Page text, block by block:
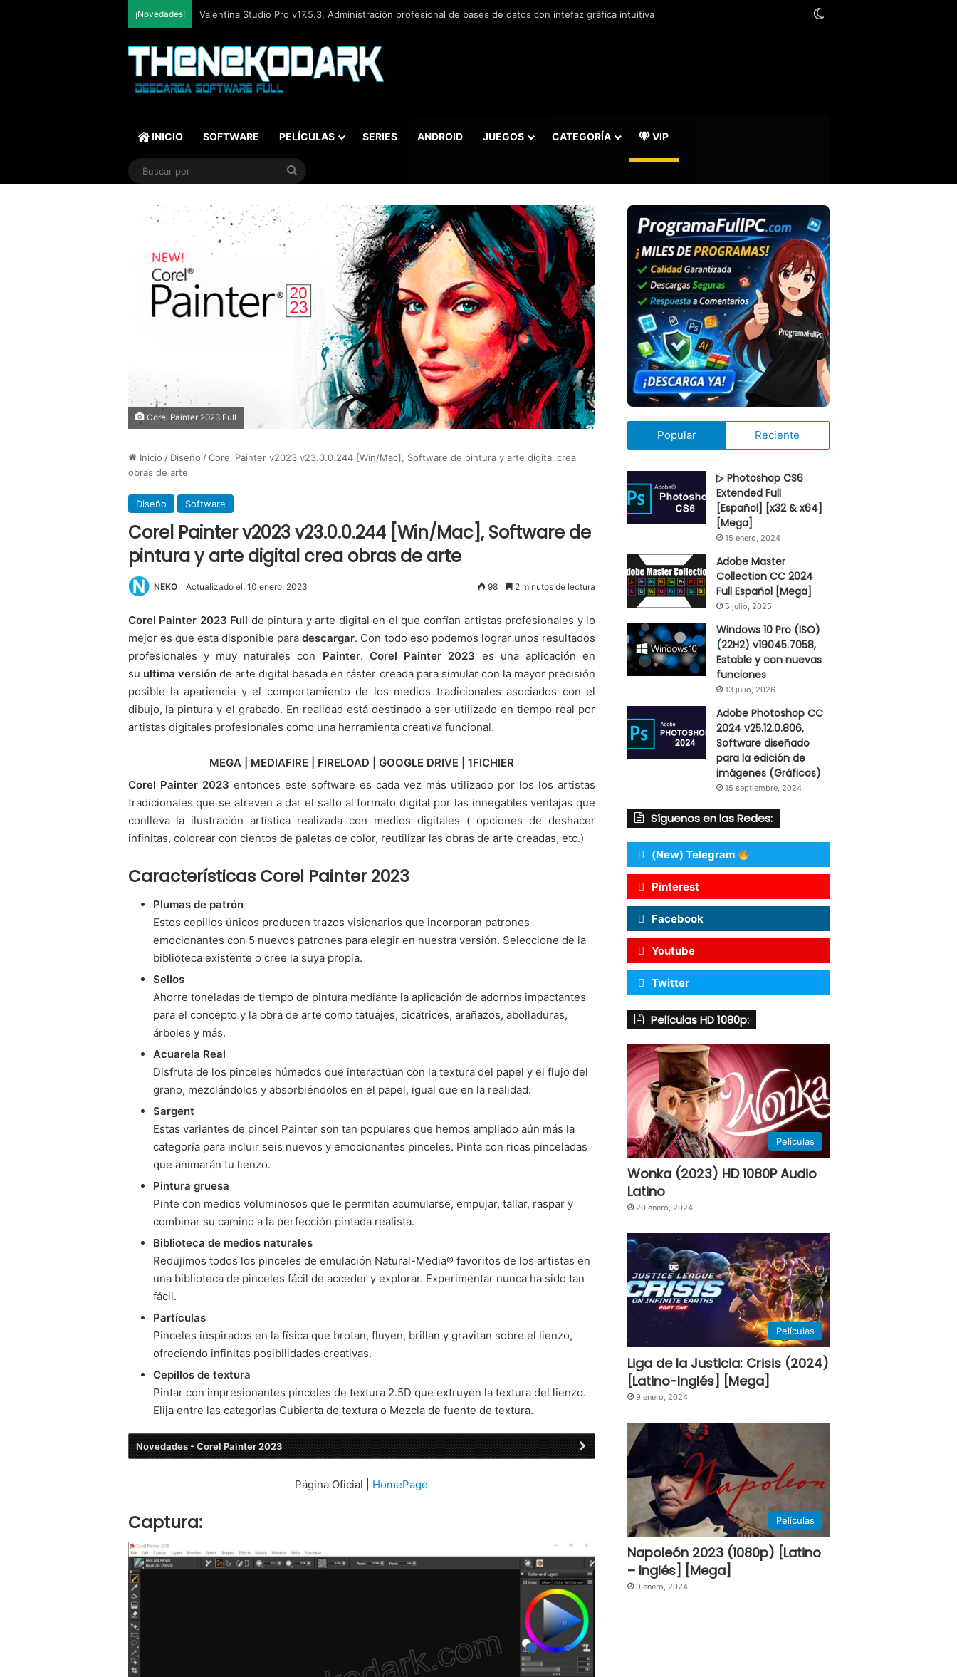
¡Novedades! SQLite Expert Professional v5.5.42.658, Administra bases de datos de la manera más fácil y rápida
INICIO SOFTWARE PELÍCULAS SERIES ANDROID JUEGOS CATEGORÍA VIP
Buscar
Corel Painter 2023 Full
Inicio / Diseño / Corel Painter v2023 v23.0.0.244 [Win/Mac], Software de pintura y arte digital crea
obras de arte
Diseño Software
Corel Painter v2023 v23.0.0.244 [Win/Mac], Software de
pintura y arte digital crea obras de arte
NEKO Actualizado el: 10 enero, 2023 98 2 minutos de lectura
Corel Painter 2023 Full de pintura y arte digital en el que confían artistas profesionales y lo
mejor es que esta disponible paradescargar. Con todo eso podemos lograr unos resultados
profesionales y muy naturales con Painter. Corel Painter 2023 es una aplicación en
su ultima versiónde arte digital basada en ráster creada para simular con la mayor precisión
posible la apariencia y el comportamiento de los medios tradicionales asociados con el
dibujo, la pintura y el grabado. En realidad está destinado a ser utilizado en tiempo real por
artistas digitales profesionales como una herramienta creativa funcional.
MEGA | MEDIAFIRE | FIRELOAD | GOOGLE DRIVE | 1FICHIER
Corel Painter 2023 entonces este software es cada vez más utilizado por los los artistas
tradicionales que se atreven a dar el salto al formato digital por las innegables ventajas que
conlleva la ilustración artística realizada con medios digitales ( opciones de deshacer
infinitas, colorear con cientos de paletas de color, reutilizar las obras de arte creadas, etc.)
Características Corel Painter 2023
Plumas de patrón
Estos cepillos únicos producen trazos visionarios que incorporan patrones
emocionantes con 5 nuevos patrones para elegir en nuestra versión. Seleccione de la
biblioteca existente o cree la suya propia.
Sellos
Ahorre toneladas de tiempo de pintura mediante la aplicación de adornos impactantes
para el concepto y la obra de arte como tatuajes, cicatrices, arañazos, abolladuras,
árboles y más.
Acuarela Real
Disfruta de los pinceles húmedos que interactúan con la textura del papel y el flujo del
grano, mezclándolos y absorbiéndolos en el papel, igual que en la realidad.
Sargent
Estas variantes de pincel Painter son tan populares que hemos ampliado aún más la
categoría para incluir seis nuevos y emocionantes pinceles. Pinta con ricas pinceladas
que animarán tu lienzo.
Pintura gruesa
Pinte con medios voluminosos que le permitan acumularse, empujar, tallar, raspar y
combinar su camino a la perfección pintada realista.
Biblioteca de medios naturales
Redujimos todos los pinceles de emulación Natural-Media® favoritos de los artistas en
una biblioteca de pinceles fácil de acceder y explorar. Experimentar nunca ha sido tan
fácil.
Partículas
Pinceles inspirados en la física que brotan, fluyen, brillan y gravitan sobre el lienzo,
ofreciendo infinitas posibilidades creativas.
Cepillos de textura
Pintar con impresionantes pinceles de textura 2.5D que extruyen la textura del lienzo.
Elija entre las categorías Cubierta de textura o Mezcla de fuente de textura.
Novedades - Corel Painter 2023
Página Oficial | HomePage
Captura:
Popular Reciente
▷ Photoshop CS6
Extended Full
[Español] [x32 & x64]
[Mega]
15 enero, 2024
Adobe Master
Collection CC 2024
Full Español [Mega]
5 julio, 2025
Windows 10 Pro (ISO)
(22H2) v19045.7058,
Estable y con nuevas
funciones
13 julio, 2026
Adobe Photoshop CC
2024 v25.12.0.806,
Software diseñado
para la edición de
imágenes (Gráficos)
15 septiembre, 2024
Síguenos en las Redes:
(New) Telegram
Pinterest
Facebook
Youtube
Twitter
Películas HD 1080p:
Películas
Wonka (2023) HD 1080P Audio
Latino
20 enero, 2024
Películas
Liga de la Justicia: Crisis (2024)
[Latino-Inglés] [Mega]
9 enero, 2024
Películas
Napoleón 2023 (1080p) [Latino
– Inglés] [Mega]
9 enero, 2024